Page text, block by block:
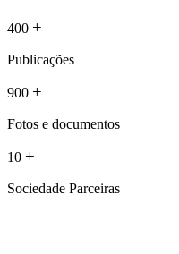
400 +
Publicações
900 +
Fotos e documentos
10 +
Sociedade Parceiras